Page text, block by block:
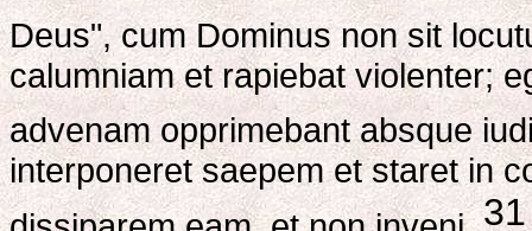
Deus", cum Dominus non sit
calumniam et rapiebat violenter;
advenam opprimebant absque
interponeret saepem et staret in
31